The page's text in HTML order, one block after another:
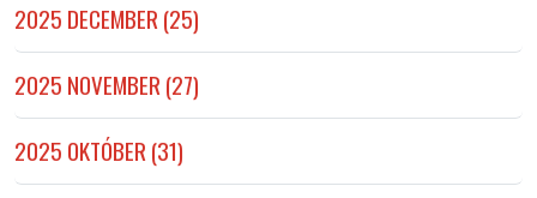
2025 DECEMBER (25)
2025 NOVEMBER (27)
2025 OKTÓBER (31)